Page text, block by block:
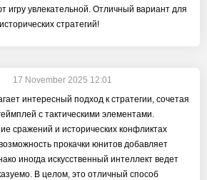
игру увлекательной. Отличный вариант для
стратегий!
17 November 2025 12:01
интересный подход к стратегии, сочетая
с тактическими элементами.
сражений и исторических конфликтах
прокачки юнитов добавляет
иногда искусственный интеллект ведет
В целом, это отличный способ